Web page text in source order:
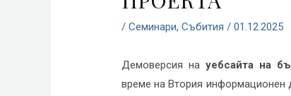
/Семинари,Събития /01.12.2025
Демоверсия науебсайта на
време на Втория информационен